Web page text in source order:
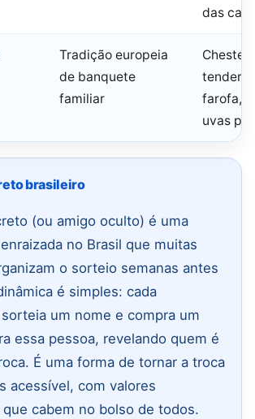
das
Tradição europeia
de banquete
familiar
tender,
farofa,
uvas
brasileiro
(ou amigo oculto) é uma
no Brasil que muitas
o sorteio semanas antes
é simples: cada
um nome e compra um
essa pessoa, revelando quem é
É uma forma de tornar a troca
acessível, com valores
cabem no bolso de todos.